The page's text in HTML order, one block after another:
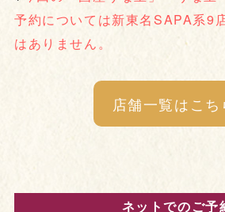
予約については新東名SAPA系9
はありません。
店舗一覧はこち
ネットでのご予